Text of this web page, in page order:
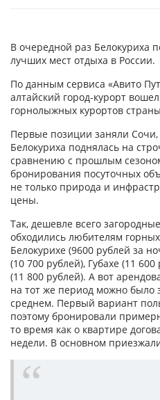
В очередной раз Белокуриха
лучших мест отдыха в России.
По данным сервиса «Авито
алтайский город-курорт
горнолыжных курортов
Первые позиции заняли
Белокуриха поднялась на
сравнению с прошлым
бронирования посуточных
не только природа и
цены.
Так, дешевле всего
обходились любителям
Белокурихе (9600 рублей за
(10 700 рублей), Губахе (11
(11 800 рублей). А вот
на тот же период можно было
среднем. Первый вариант
поэтому бронировали
то время как о квартире
недели. В основном